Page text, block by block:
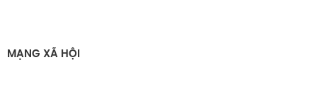
MẠNG XÃ HỘI